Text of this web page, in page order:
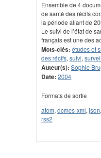
Ensemble de 4
de santé des récifs
la période allant de
Le suivi de l’état de
français est une des
Mots-clés: études et
des récifs, suivi,
Auteur(s): Sophie
Date: 2004
Formats de sortie
atom, dcmes-xml, json,
rss2